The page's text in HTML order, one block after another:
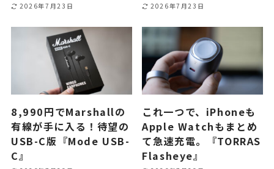
2026年7月23日 2026年7月23日
8,990円でMarshallの
有線が手に入る！待望の
USB-C版『Mode USB-
C』
これ一つで、iPhoneも
Apple Watchもまとめ
て急速充電。『TORRAS
Flasheye』